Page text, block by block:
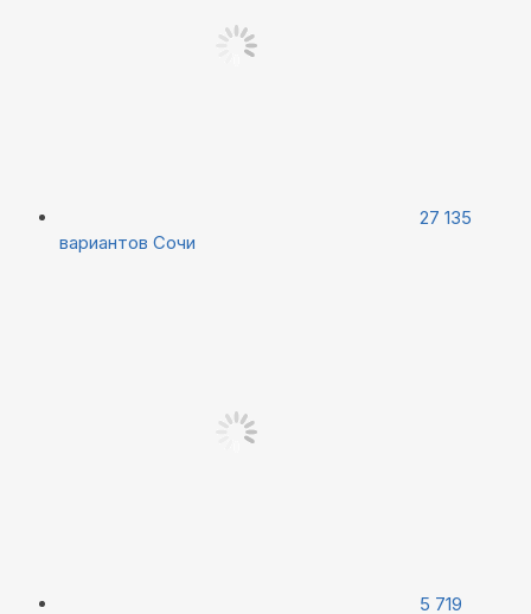
27 135
вариантов Сочи
5 719